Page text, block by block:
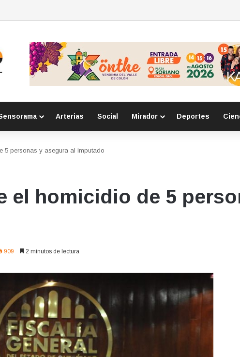
por homicidio calificado ocurrido en la colonia Lázaro Cárdenas
Arterias Social Mirador Deportes
5 personas y asegura al imputado
el homicidio de 5
909 2 minutos de lectura